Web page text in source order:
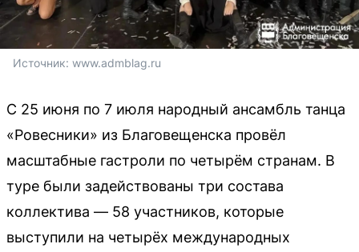
Источник: www.admblag.ru
С 25 июня по 7 июля народный ансамбль танца
«Ровесники» из Благовещенска провёл
масштабные гастроли по четырём странам. В
туре были задействованы три состава
коллектива — 58 участников, которые
выступили на четырёх международных